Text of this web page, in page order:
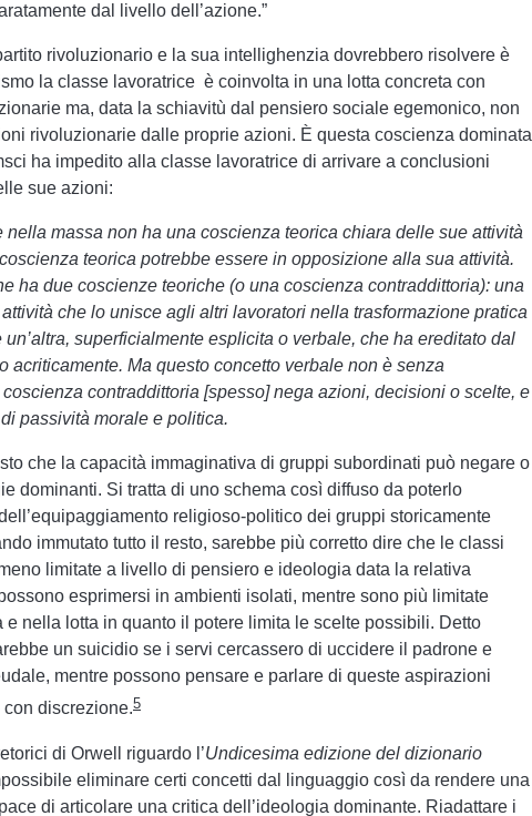
dal livello dell’azione.”
rivoluzionario e la sua intellighenzia dovrebbero risolvere è
la classe lavoratrice è coinvolta in una lotta concreta con
ma, data la schiavitù dal pensiero sociale egemonico, non
rivoluzionarie dalle proprie azioni. È questa coscienza dominata
ha impedito alla classe lavoratrice di arrivare a conclusioni
sue azioni:
nella massa non ha una coscienza teorica chiara delle sue attività
teorica potrebbe essere in opposizione alla sua attività.
ha due coscienze teoriche (o una coscienza contraddittoria): una
che lo unisce agli altri lavoratori nella trasformazione pratica
superficialmente esplicita o verbale, che ha ereditato dal
acriticamente. Ma questo concetto verbale non è senza
contraddittoria [spesso] nega azioni, decisioni o scelte, e
passività morale e politica.
che la capacità immaginativa di gruppi subordinati può negare o
dominanti. Si tratta di uno schema così diffuso da poterlo
religioso-politico dei gruppi storicamente
immutato tutto il resto, sarebbe più corretto dire che le classi
limitate a livello di pensiero e ideologia data la relativa
esprimersi in ambienti isolati, mentre sono più limitate
e nella lotta in quanto il potere limita le scelte possibili. Detto
un suicidio se i servi cercassero di uccidere il padrone e
mentre possono pensare e parlare di queste aspirazioni
discrezione.5
di Orwell riguardo l’Undicesima edizione del dizionario
eliminare certi concetti dal linguaggio così da rendere una
di articolare una critica dell’ideologia dominante. Riadattare i